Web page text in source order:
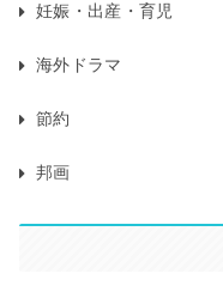
妊娠・出産・育児
海外ドラマ
節約
邦画